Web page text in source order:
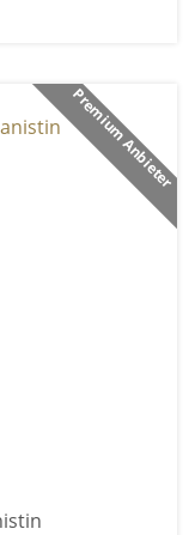
Premium Anbieter